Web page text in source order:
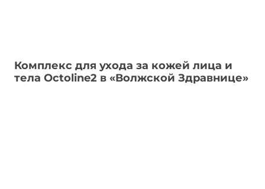
Комплекс для ухода за кожей лица и
тела Octoline2 в «Волжской Здравнице»